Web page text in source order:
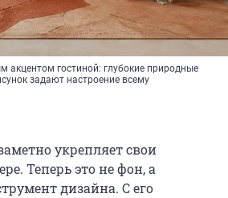
акцентом гостиной: глубокие природные
задают настроение всему
укрепляет свои
Теперь это не фон, а
дизайна. С его